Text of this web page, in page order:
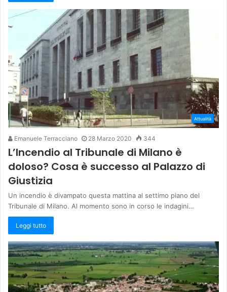
Attualità
Emanuele Terracciano 28 Marzo 2020 344
L’Incendio al Tribunale di Milano è
doloso? Cosa è successo al Palazzo di
Giustizia
Un incendio è divampato questa mattina al settimo piano del
Tribunale di Milano. Al momento sono in corso le indagini…
Leggi tutto